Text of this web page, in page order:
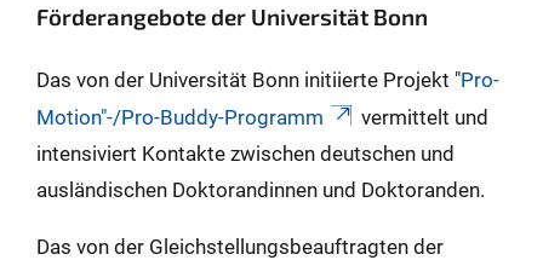
Förderangebote der Universität Bonn
Das von der Universität Bonn initiierte Projekt "Pro-
Motion"-/Pro-Buddy-Programm
vermittelt und
intensiviert Kontakte zwischen deutschen und
ausländischen Doktorandinnen und Doktoranden.
Das von der Gleichstellungsbeauftragten der